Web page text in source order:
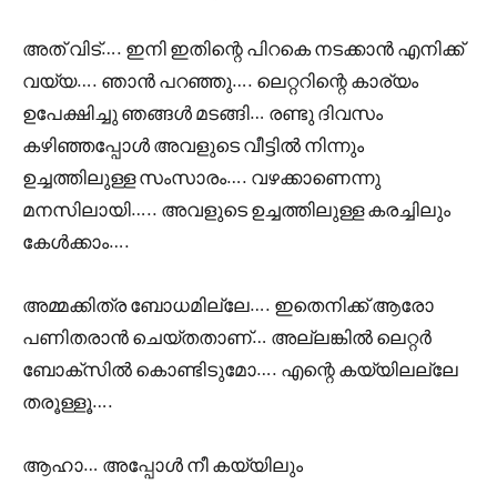
അത് വിട്…. ഇനി ഇതിന്റെ പിറകെ നടക്കാൻ എനിക്ക്
വയ്യ…. ഞാൻ പറഞ്ഞു…. ലെറ്ററിന്റെ കാര്യം
ഉപേക്ഷിച്ചു ഞങ്ങൾ മടങ്ങി… രണ്ടു ദിവസം
കഴിഞ്ഞപ്പോൾ അവളുടെ വീട്ടിൽ നിന്നും
ഉച്ചത്തിലുള്ള സംസാരം…. വഴക്കാണെന്നു
മനസിലായി….. അവളുടെ ഉച്ചത്തിലുള്ള കരച്ചിലും
കേൾക്കാം….
അമ്മക്കിത്ര ബോധമില്ലേ…. ഇതെനിക്ക് ആരോ
പണിതരാൻ ചെയ്തതാണ്… അല്ലങ്കിൽ ലെറ്റർ
ബോക്സിൽ കൊണ്ടിടുമോ…. എന്റെ കയ്യിലല്ലേ
തരൂള്ളൂ….
ആഹാ… അപ്പോൾ നീ കയ്യിലും